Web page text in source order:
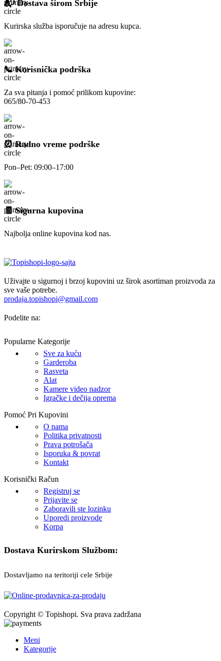
📬 Dostava širom Srbije
Kurirska služba isporučuje na adresu kupca.
📞 Korisnička podrška
Za sva pitanja i pomoć prilikom kupovine:
065/80-70-453
⏰ Radno vreme podrške
Pon–Pet: 09:00–17:00
🧾 Sigurna kupovina
Najbolja online kupovina kod nas.
Uživajte u sigurnoj i brzoj kupovini uz širok asortiman proizvoda za
sve vaše potrebe.
prodaja.topishopi@gmail.com
Podelite na:
Popularne Kategorije
Sve za kuću
Garderoba
Rasveta
Alat
Kamere video nadzor
Igračke i dečija oprema
Pomoć Pri Kupovini
O nama
Politika privatnosti
Prava potrošača
Isporuka & povrat
Kontakt
Korisnički Račun
Registruj se
Prijavite se
Zaboravili ste lozinku
Uporedi proizvode
Korpa
Dostava Kurirskom Službom:
Dostavljamo na teritoriji cele Srbije
Copyright © Topishopi. Sva prava zadržana
Meni
Kategorije